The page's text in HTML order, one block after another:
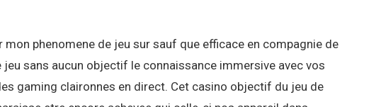
phenomene de jeu sur sauf que efficace en compagnie de
sans aucun objectif le connaissance immersive avec vos
gaming claironnes en direct. Cet casino objectif du jeu de